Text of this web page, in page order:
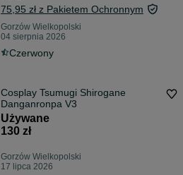
75,95 zł z Pakietem Ochronnym
Gorzów Wielkopolski
04 sierpnia 2026
Czerwony
Cosplay Tsumugi Shirogane
Danganronpa V3
Używane
130 zł
Gorzów Wielkopolski
17 lipca 2026